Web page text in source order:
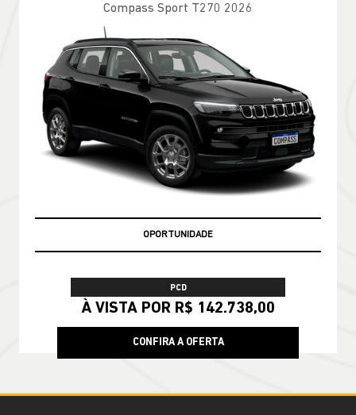
Compass Sport T270 2026
OPORTUNIDADE
PCD
À VISTA POR R$ 142.738,00
CONFIRA A OFERTA